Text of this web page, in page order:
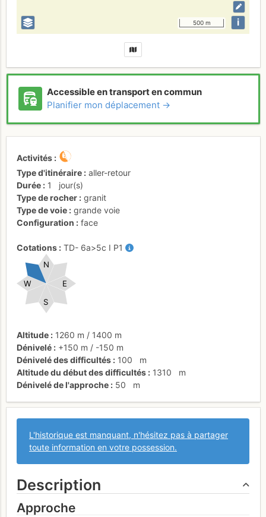
500 m i
Accessible en transport en commun
Planifier mon déplacement →
Activités
Type d'itinéraire
aller-retour
Durée
1
jour(s)
Type de rocher
granit
Type de voie
grande voie
Configuration
face
Cotations TD- 6a>5c I P1
E
W
S
N
Altitude 1260 m / 1400 m
Dénivelé
+150 m / -150 m
Dénivelé des difficultés
100
m
Altitude du début des difficultés
1310
m
Dénivelé de l'approche
50 m
L'historique est manquant, n'hésitez pas à partager
toute information en votre possession.
Description
Approche